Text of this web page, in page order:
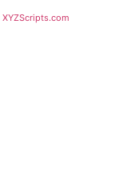
XYZScripts.com